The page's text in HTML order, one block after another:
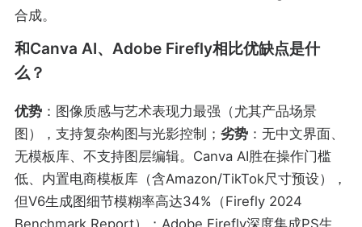
合成。
和Canva AI、Adobe Firefly相比优缺点是什
么？
优势：图像质感与艺术表现力最强（尤其产品场景
图），支持复杂构图与光影控制； 劣势：无中文界面、
无模板库、不支持图层编辑。Canva AI胜在操作门槛
低、内置电商模板库（含Amazon/TikTok尺寸预设），
但V6生成图细节模糊率高达34%（Firefly 2024